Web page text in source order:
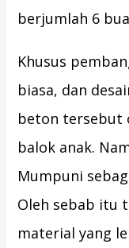
berjumlah 6
Khusus
biasa, dan
beton tersebut
balok anak.
Mumpuni
Oleh sebab itu
material yang